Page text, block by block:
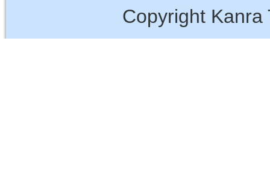
Copyright Kanra